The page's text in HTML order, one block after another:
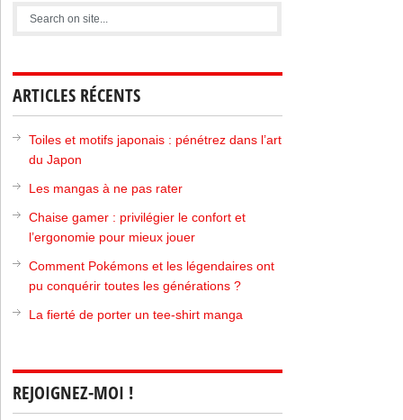
ARTICLES RÉCENTS
Toiles et motifs japonais : pénétrez dans l’art
du Japon
Les mangas à ne pas rater
Chaise gamer : privilégier le confort et
l’ergonomie pour mieux jouer
Comment Pokémons et les légendaires ont
pu conquérir toutes les générations ?
La fierté de porter un tee-shirt manga
REJOIGNEZ-MOI !